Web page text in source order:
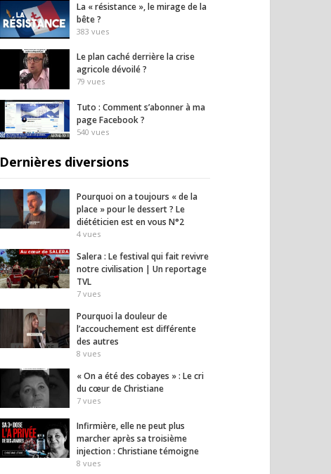
La « résistance », le mirage de la
bête ?
383 vues
Le plan caché derrière la crise
agricole dévoilé ?
79 vues
Tuto : Comment s’abonner à ma
page Facebook ?
540 vues
Dernières diversions
Pourquoi on a toujours « de la
place » pour le dessert ? Le
diététicien est en vous N°2
4 vues
Salera : Le festival qui fait revivre
notre civilisation | Un reportage
TVL
7 vues
Pourquoi la douleur de
l’accouchement est différente
des autres
8 vues
« On a été des cobayes » : Le cri
du cœur de Christiane
7 vues
Infirmière, elle ne peut plus
marcher après sa troisième
injection : Christiane témoigne
8 vues